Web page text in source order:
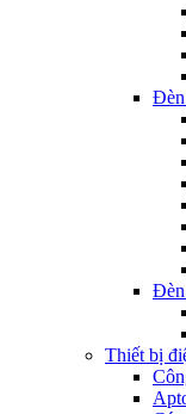
Đèn
Đèn
Thiết bị